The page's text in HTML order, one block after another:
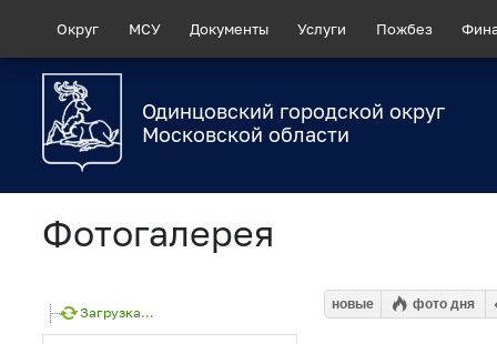
Округ МСУ Документы Услуги Пожбез
Одинцовский городской округ
Московской области
Фотогалерея
Загрузка...
новые фото дня